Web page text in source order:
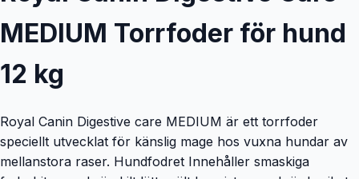
MEDIUM Torrfoder för hund
12 kg
Royal Canin Digestive care MEDIUM är ett torrfoder
speciellt utvecklat för känslig mage hos vuxna hundar av
mellanstora raser. Hundfodret Innehåller smaskiga